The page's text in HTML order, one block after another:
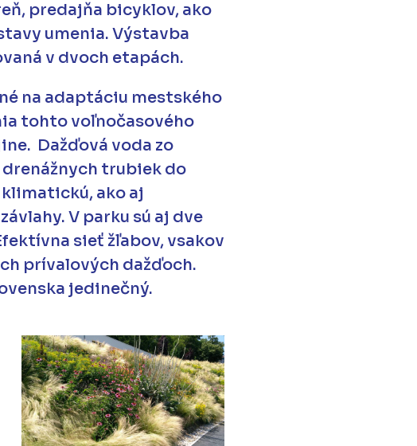
predajňa bicyklov, ako
umenia. Výstavba
v dvoch etapách.
na adaptáciu mestského
tohto voľnočasového
Dažďová voda zo
drenážnych trubiek do
ako aj
V parku sú aj dve
sieť žľabov, vsakov
prívalových dažďoch.
jedinečný.